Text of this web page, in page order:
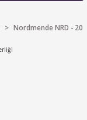
Nordmende NRD -